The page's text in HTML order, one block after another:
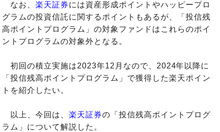
なお、楽天証券には資産形成ポイントやハッピープロ
グラムの投資信託に関するポイントもあるが、「投信残
高ポイントプログラム」の対象ファンドはこれらのポイ
ントプログラムの対象外となる。
初回の積立実施は2023年12月なので、2024年以降に
「投信残高ポイントプログラム」で獲得した楽天ポイン
トを紹介したい。
以上、今回は、楽天証券の「投信残高ポイントプログ
ラム」について解説した。